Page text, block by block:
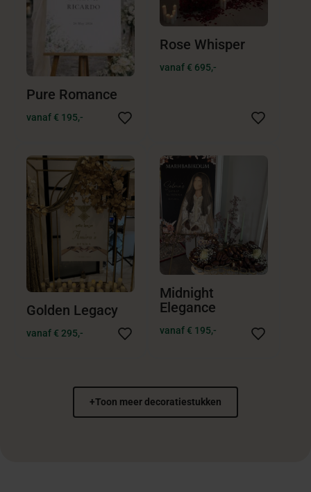
Pure Romance
vanaf € 195,-
Rose Whisper
vanaf € 695,-
Golden Legacy
vanaf € 295,-
Midnight
Elegance
vanaf € 195,-
+Toon meer decoratiestukken